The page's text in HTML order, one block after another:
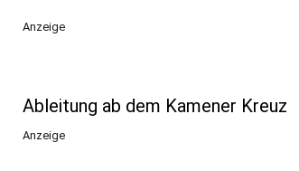
Anzeige
Ableitung ab dem Kamener Kreuz
Anzeige